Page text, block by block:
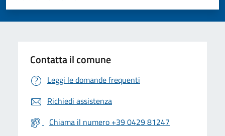
Valuta 5 stelle su 5
Valuta 4 stelle su 5
Valuta 3 stelle su 5
Valuta 2 stelle su 5
Valuta 1 stelle su 5
Contatta il comune
Leggi le domande frequenti
Richiedi assistenza
Chiama il numero +39 0429 81247